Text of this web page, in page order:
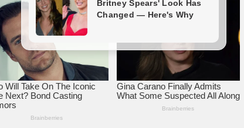
Sat Reskrim Polres Tebingtinggi Selesaikan Kasus Pengeroyokan Melalui Restorative Justice